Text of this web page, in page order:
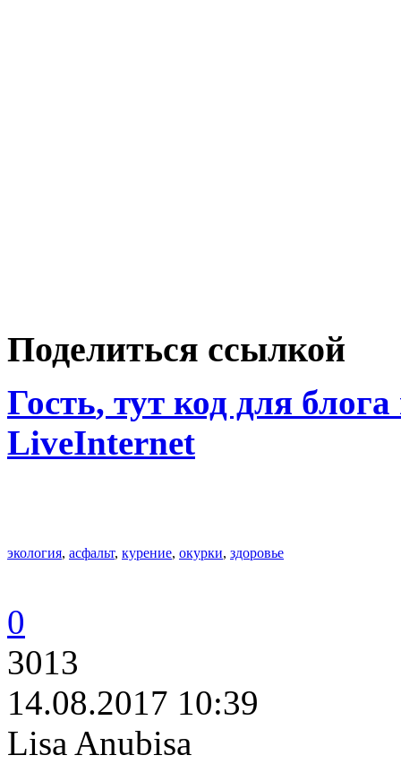
Поделиться ссылкой
Гость, тут код для
LiveInternet
экология, асфальт, курение, окурки, здоровье
0
3013
14.08.2017 10:39
Lisa Anubisa